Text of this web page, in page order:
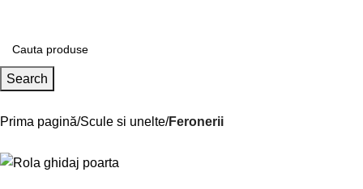
Search
Prima pagină Scule si unelte Feronerii